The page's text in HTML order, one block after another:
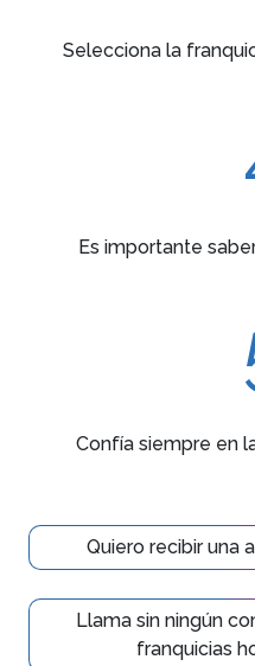
Selecciona la
Es importante
Confía siempre en
Quiero recibir una
Llama sin ningún
franquicias